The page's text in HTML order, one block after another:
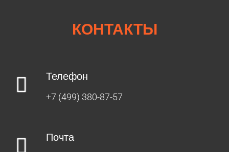
КОНТАКТЫ
Телефон
+7 (499) 380-87-57
Почта